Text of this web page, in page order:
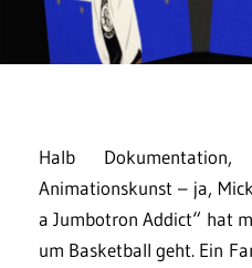
Halb
Animationskunst – ja,
a Jumbotron Addict“ hat
um Basketball geht. Ein